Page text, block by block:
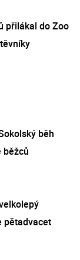
přilákal do Zoo
běh
běžců
pětadvacet